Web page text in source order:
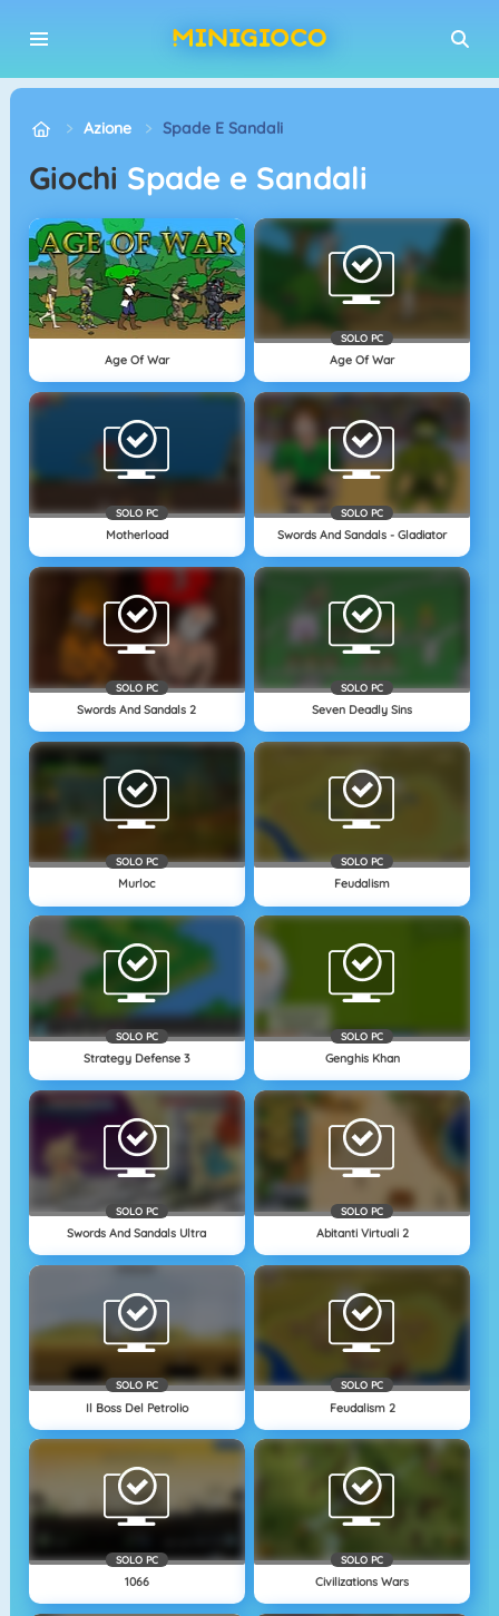
Azione Spade E Sandali
Giochi Spade e Sandali
Age Of War
SOLO PC
Age Of War
SOLO PC
Motherload
SOLO PC
Swords And Sandals - Gladiator
SOLO PC
Swords And Sandals 2
SOLO PC
Seven Deadly Sins
SOLO PC
Murloc
SOLO PC
Feudalism
SOLO PC
Strategy Defense 3
SOLO PC
Genghis Khan
SOLO PC
Swords And Sandals Ultra
SOLO PC
Abitanti Virtuali 2
SOLO PC
Il Boss Del Petrolio
SOLO PC
Feudalism 2
SOLO PC
1066
SOLO PC
Civilizations Wars